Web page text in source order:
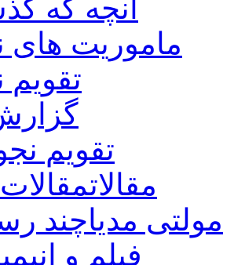
آنچه که
ماموریت های
تقویم
تقویم
مقالات
مولتی مدیاچند
فیلم و